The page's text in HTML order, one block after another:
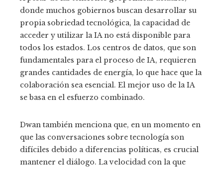
donde muchos gobiernos buscan desarrollar su
propia sobriedad tecnológica, la capacidad de
acceder y utilizar la IA no está disponible para
todos los estados. Los centros de datos, que son
fundamentales para el proceso de IA, requieren
grandes cantidades de energía, lo que hace que la
colaboración sea esencial. El mejor uso de la IA
se basa en el esfuerzo combinado.
Dwan también menciona que, en un momento en
que las conversaciones sobre tecnología son
difíciles debido a diferencias políticas, es crucial
mantener el diálogo. La velocidad con la que